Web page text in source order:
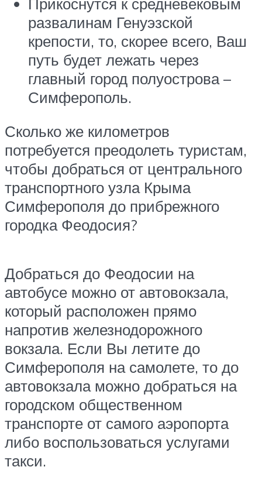
развалинам Генуэзской
крепости, то, скорее всего, Ваш
путь будет лежать через
главный город полуострова –
Симферополь.
Сколько же километров
потребуется преодолеть туристам,
чтобы добраться от центрального
транспортного узла Крыма
Симферополя до прибрежного
городка Феодосия?
Добраться до Феодосии на
автобусе можно от автовокзала,
который расположен прямо
напротив железнодорожного
вокзала. Если Вы летите до
Симферополя на самолете, то до
автовокзала можно добраться на
городском общественном
транспорте от самого аэропорта
либо воспользоваться услугами
такси.